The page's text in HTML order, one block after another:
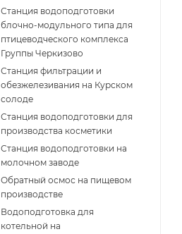
Станция водоподготовки
блочно-модульного типа для
птицеводческого комплекса
Группы Черкизово
Станция фильтрации и
обезжелезивания на Курском
солоде
Станция водоподготовки для
производства косметики
Станция водоподготовки на
молочном заводе
Обратный осмос на пищевом
производстве
Водоподготовка для
котельной на